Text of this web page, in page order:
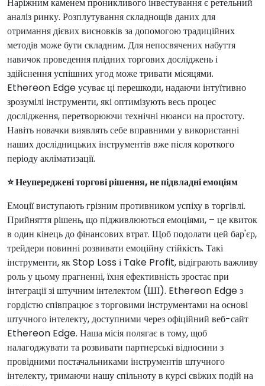
аналіз ринку. Розплутування складнощів даних для
отримання дієвих висновків за допомогою традиційних
методів може бути складним. Для непосвячених набуття
навичок проведення плідних торгових досліджень і
здійснення успішних угод може тривати місяцями.
Ethereon Edge усуває ці перешкоди, надаючи інтуїтивно
зрозумілі інструменти, які оптимізують весь процес
дослідження, перетворюючи технічні нюанси на простоту.
Навіть новачки виявлять себе вправними у використанні
наших дослідницьких інструментів вже після короткого
періоду акліматизації.
⭐ Неупереджені торгові рішення, не підвладні емоціям
Емоції виступають грізним противником успіху в торгівлі.
Прийняття рішень, що підживлюються емоціями, – це квиток
в один кінець до фінансових втрат. Щоб подолати цей бар'єр,
трейдери повинні розвивати емоційну стійкість. Такі
інструменти, як Stop Loss і Take Profit, відіграють важливу
роль у цьому прагненні, їхня ефективність зростає при
інтеграції зі штучним інтелектом (ШІ). Ethereon Edge з
гордістю співпрацює з торговими інструментами на основі
штучного інтелекту, доступними через офіційний веб-сайт
Ethereon Edge. Наша місія полягає в тому, щоб
налагоджувати та розвивати партнерські відносини з
провідними постачальниками інструментів штучного
інтелекту, тримаючи нашу спільноту в курсі свіжих подій на